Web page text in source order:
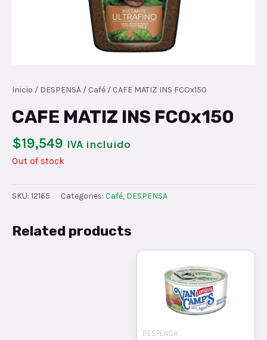
Inicio / DESPENSA / Café / CAFE MATIZ INS FCOx150
CAFE MATIZ INS FCOx150
$19,549 IVA incluido
Out of stock
SKU: 12165 Categories: Café, DESPENSA
Related products
DESPENSA